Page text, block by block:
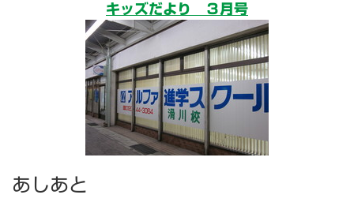
キッズだより ３月号
あしあと